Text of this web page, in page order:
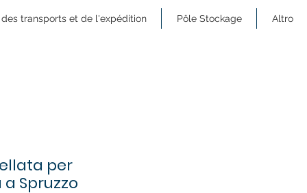
des transports et de l'expédition Pôle Stockage Altro
per
Spruzzo